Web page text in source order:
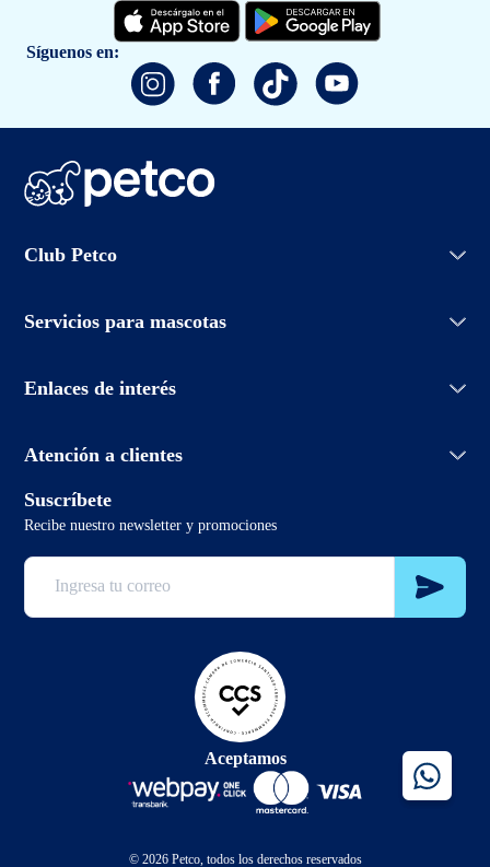
Síguenos en:
Club Petco
Iniciar sesión
Promociones
Servicios para mascotas
Grooming Salon
Aprendiendo de mascotas
Enlaces de interés
Políticas de devolución
Términos y condiciones promociones
Atención a clientes
Lunes a domingo de 7:00hrs a 0:00hrs
2 3321 6799
sclientes@petco.cl
Suscríbete
Recibe nuestro newsletter y promociones
Aceptamos
© 2026 Petco, todos los derechos reservados